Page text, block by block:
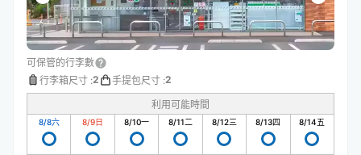
可保管的行李數
行李箱尺寸 :2 手提包尺寸 :2
利用可能時間
8/8六 8/9日 8/10一 8/11二 8/12三 8/13四 8/14五